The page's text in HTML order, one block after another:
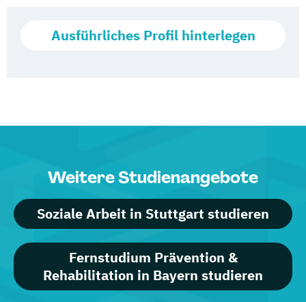
Ausführliches Profil hinterlegen
Weitere Studienangebote
Soziale Arbeit in Stuttgart studieren
Fernstudium Prävention &
Rehabilitation in Bayern studieren